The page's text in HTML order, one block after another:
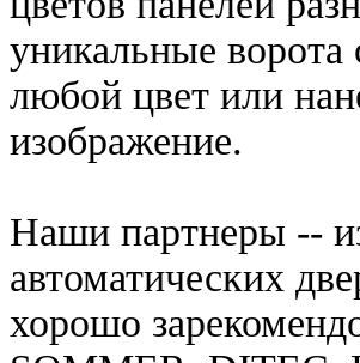
уникальные
любой цвет или
изображение.
Наши партнеры --
автоматических
хорошо